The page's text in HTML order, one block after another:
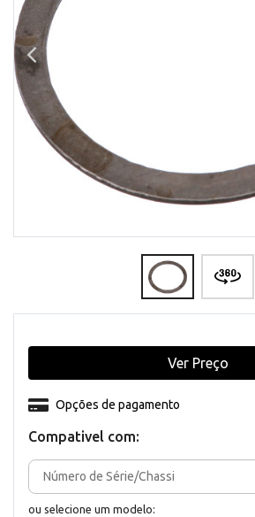
Compativel com:
ou selecione um modelo:
Opções de pagamento
Ver Preço